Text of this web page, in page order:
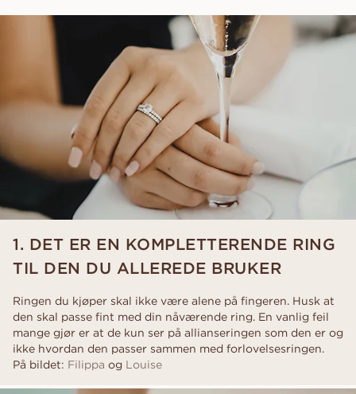
1. DET ER EN KOMPLETTERENDE RING
TIL DEN DU ALLEREDE BRUKER
Ringen du kjøper skal ikke være alene på fingeren. Husk at
den skal passe fint med din nåværende ring. En vanlig feil
mange gjør er at de kun ser på allianseringen som den er og
ikke hvordan den passer sammen med forlovelsesringen.
På bildet: Filippa og Louise